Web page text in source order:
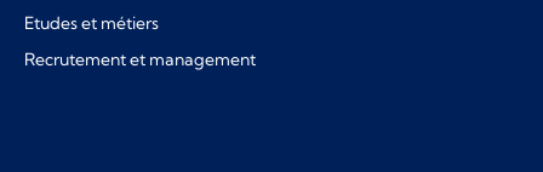
Etudes et métiers
Recrutement et management